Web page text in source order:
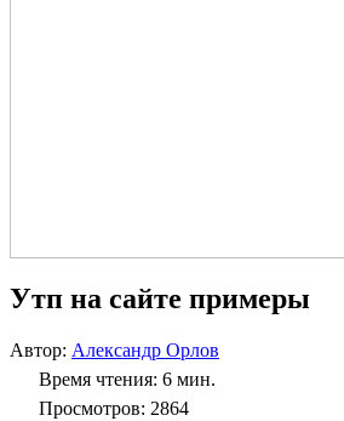
Утп на сайте примеры
Автор: Александр Орлов
Время чтения: 6 мин.
Просмотров: 2864